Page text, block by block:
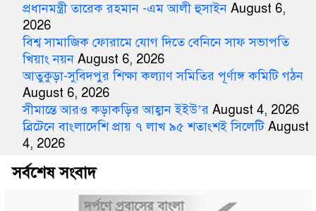
প্রধানমন্ত্রী তারেক রহমান -এম আলী হুসাইন August 6,
2026
বিশ্ব সামাজিক ফোরামে যোগ দিতে বেনিনে সাফ সভাপতি
খিয়াং নয়ন August 6, 2026
আতুকুড়া-সুবিদপুর শিক্ষা কল্যাণ সমিতির পূর্ণাঙ্গ কমিটি গঠন
August 6, 2026
সীমান্তে আরও কড়াকড়ির আহ্বান ইইউ’র August 4, 2026
ব্রিটেনে বাংলাদেশি প্রায় ৭ লাখ ৯৫ শতাংশই সিলেটি August
4, 2026
সর্বশেষ সংবাদ